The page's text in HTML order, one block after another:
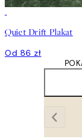
Quiet Drift Plakat
Od 86 zł